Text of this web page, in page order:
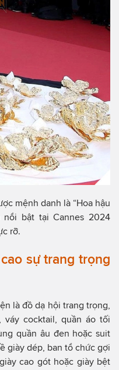
mệnh danh là “Hoa hậu
bật tại Cannes 2024
rỡ.
sự trang trọng
là đồ dạ hội trang trọng,
váy cocktail, quần áo tối
quần âu đen hoặc suit
giày dép, ban tổ chức gợi
cao gót hoặc giày bệt